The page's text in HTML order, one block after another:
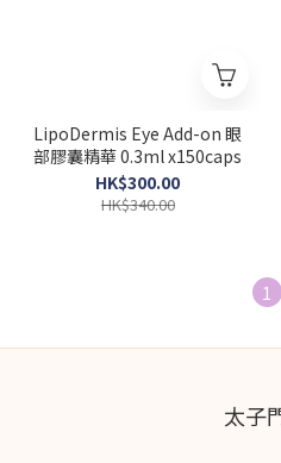
LipoDermis Eye Add-on 眼
部膠囊精華 0.3ml x150caps
HK$300.00
HK$340.00
1
太子